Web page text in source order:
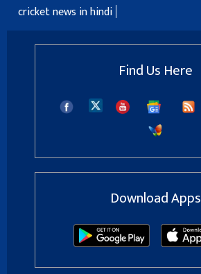
cricket news in hindi
Find Us Here
Download Apps